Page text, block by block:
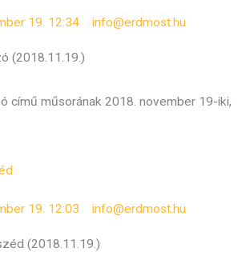
19. 12:34 info@erdmost.hu
(2018.11.19.)
című műsorának 2018. november 19-iki,
19. 12:03 info@erdmost.hu
(2018.11.19.)